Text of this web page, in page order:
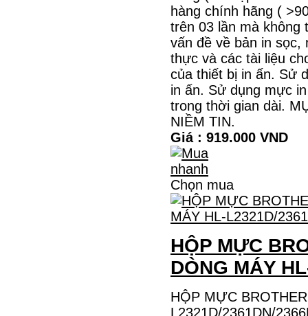
hàng chính hãng (
trên 03 lần mà không
vấn đề về bản in
thực và các tài liệu
của thiết bị in ấn. Sử
in ấn. Sử dụng mực
trong thời gian dài.
NIỀM TIN.
Giá : 919.000 VND
Chọn mua
HỘP MỰC
DÒNG MÁY
HỘP MỰC
L2321D/2361DN/